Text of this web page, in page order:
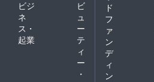
ビジ
ネ
ス・
起業
ビ
ュ
ー
テ
ィ
ー
・
ド
フ
ァ
ン
デ
ィ
ン